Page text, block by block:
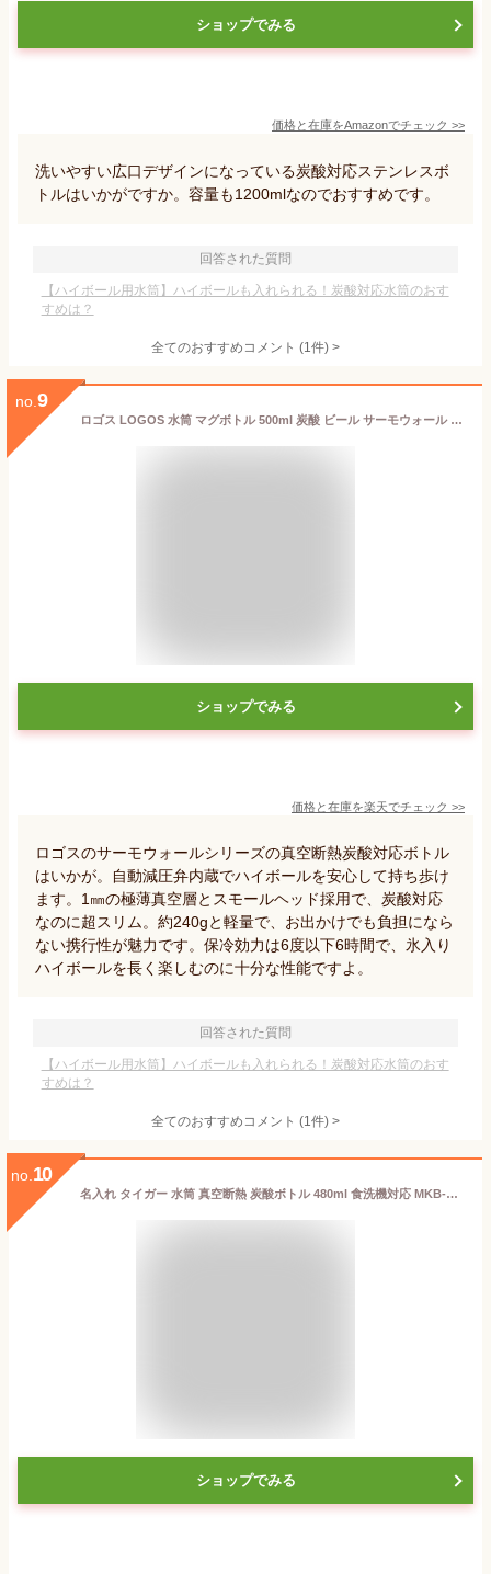
ショップでみる
価格と在庫をAmazonでチェック >>
洗いやすい広口デザインになっている炭酸対応ステンレスボ
トルはいかがですか。容量も1200mlなのでおすすめです。
回答された質問
【ハイボール用水筒】ハイボールも入れられる！炭酸対応水筒のおす
すめは？
全てのおすすめコメント (1件) >
no. 9
ロゴス LOGOS 水筒 マグボトル 500ml 炭酸 ビール サーモウォール ThermoWall ステンレスボトル ボトル 真空断熱 炭酸対応ボトル 500 ブラック 黒 グレー ブルー 水色 取っ手 持ち手 ハンドル ハンドル付き 保冷 アイス
ショップでみる
価格と在庫を楽天でチェック >>
ロゴスのサーモウォールシリーズの真空断熱炭酸対応ボトル
はいかが。自動減圧弁内蔵でハイボールを安心して持ち歩け
ます。1㎜の極薄真空層とスモールヘッド採用で、炭酸対応
なのに超スリム。約240gと軽量で、お出かけでも負担になら
ない携行性が魅力です。保冷効力は6度以下6時間で、氷入り
ハイボールを長く楽しむのに十分な性能ですよ。
回答された質問
【ハイボール用水筒】ハイボールも入れられる！炭酸対応水筒のおす
すめは？
全てのおすすめコメント (1件) >
no. 10
名入れ タイガー 水筒 真空断熱 炭酸ボトル 480ml 食洗機対応 MKB-T048 定番デザイン マグボトル スクリュー 炭酸 ビール ハイボール 保温 保冷 大人 キッズ ハンドル付き 軽い スリム アウトドア
ショップでみる